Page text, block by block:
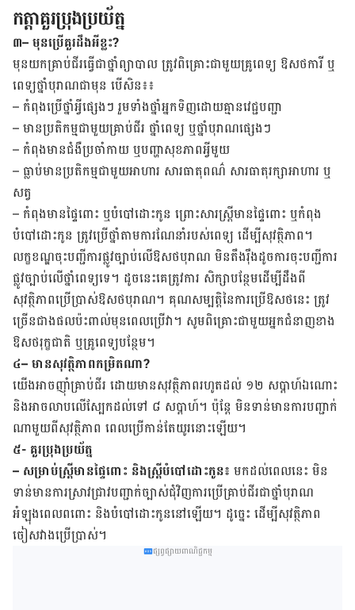
កត្តាគួរប្រុងប្រយ័ត្ន
៣– មុនប្រើគួរដឹងអីខ្លះ?
មុន​យក​គ្រាប់​ជីរ​ធ្វើ​ជា​ថ្នាំ​ព្យាបាល ត្រូវ​ពិគ្រោះ​ជាមួយ​គ្រូពេទ្យ ឱសថការី ឬ​
ពេទ្យ​ថ្នាំ​បុរាណ​ជា​មុន បើ​សិន៖៖
– កំពុង​ប្រើ​ថ្នាំ​អ្វី​ផ្សេងៗ រួម​ទាំង​ថ្នាំ​អ្នក​ទិញ​ដោយ​គ្មាន​វេជ្ជបញ្ជា
– មាន​ប្រតិកម្ម​ជាមួយ​គ្រាប់​ជីរ ​ថ្នាំ​ពេទ្យ ឬ​ថ្នាំបុរាណ​ផ្សេងៗ
– កំពុង​មាន​ជំងឺ​ប្រចាំ​កាយ ឬ​​បញ្ហា​សុខភាព​អ្វី​មួយ
– ធ្លាប់​មាន​ប្រតិកម្ម​ជាមួយ​អាហារ សារធាតុ​ពណ៌ សារធាតុ​រក្សា​អាហារ ឬ​
សត្វ
– កំពុង​មាន​ផ្ទៃ​ពោះ ឬ​បំបៅ​​ដោះ​កូន ព្រោះសារ​ស្ត្រី​មាន​ផ្ទៃ​ពោះ ឬ​កំពុង​
បំបៅ​ដោះ​កូន ត្រូវ​ប្រើ​ថ្នាំ​តាម​ការ​ណែនាំ​របស់​ពេទ្យ ដើម្បី​សុវត្ថិភាព។
លក្ខខណ្ឌ​​ចុះ​បញ្ជីការ​ផ្លូវ​ច្បាប់​លើ​ឱសថ​បុរាណ ​មិន​តឹងរ៉ឹង​ដូច​ការ​ចុះ​បញ្ជីការ​
ផ្លូវ​ច្បាប់​លើ​ថ្នាំ​ពេទ្យ​ទេ។ ដូច​នេះ​គេ​ត្រូវ​ការ​ ​សិក្សា​បន្ថែម​ដើម្បី​ដឹង​ពី​
សុវត្ថិភាពប្រើ​ប្រាស់​ឱសថបុរាណ។ គុណ​សម្បត្តិ​នៃ​ការ​ប្រើ​ឱសថ​នេះ​ ​ត្រូវ​
ច្រើន​ជាង​ផល​ប៉ះពាល់​មុន​ពេល​ប្រើ​វា។ សូម​ពិគ្រោះ​ជាមួយ​អ្នក​ជំនាញ​ខាង​
ឱសថ​រុក្ខជាតិ ឬ​គ្រូពេទ្យ​បន្ថែម។
៤– មានសុវត្ថិភាពកម្រិតណា?
យើង​អាច​ញ៉ាំ​គ្រាប់​ជីរ ដោយ​មាន​សុវត្ថិភាព​រហូត​ដល់ ១២ សប្ដាហ៍​ឯ​ណោះ
និង​អាច​លាប​លើ​ស្បែក​ដល់​ទៅ ៨ សប្ដាហ៍។ ប៉ុន្តែ មិន​ទាន់​មាន​ការ​បញ្ជាក់​
ណា​មួយ​ពី​សុវត្ថិភាព ពេល​ប្រើ​កាន់​តែ​យូរ​នោះ​ឡើយ។
៥- គួរប្រុងប្រយ័ត្ន
– សម្រាប់​ស្រ្តី​មាន​ផ្ទៃ​ពោះ និង​ស្ត្រី​បំបៅ​​ដោះ​កូន៖ មក​ដល់​ពេល​នេះ មិន​
ទាន់​មាន​ការ​ស្រាវជ្រាវ​បញ្ជាក់​ច្បាស់​ជុំវិញ​ការ​ប្រើ​គ្រាប់​ជីរ​ជា​ថ្នាំ​បុរាណ
អំឡុង​ពេល​ពពោះ និង​បំបៅ​ដោះ​កូន​នៅ​ឡើយ។ ដូច្នេះ ដើម្បី​សុវត្ថិភាព
ចៀស​វាង​ប្រើ​ប្រាស់។
ផ្សព្វផ្សាយពាណិជ្ជកម្ម